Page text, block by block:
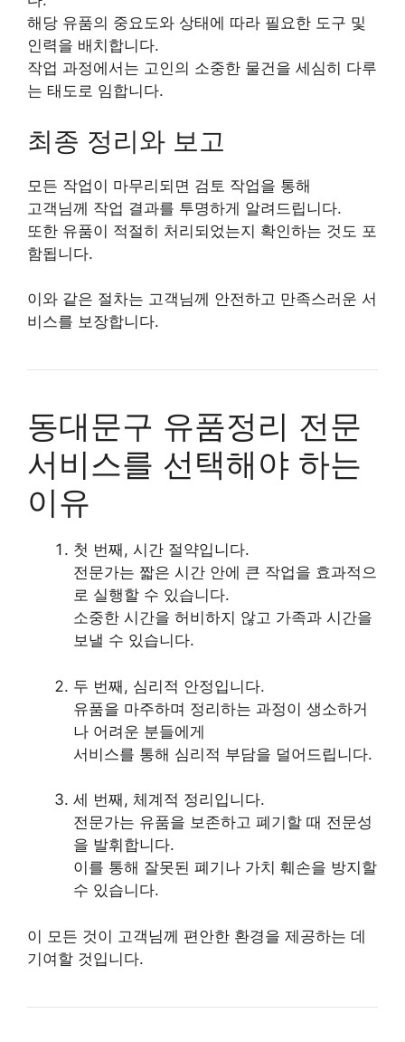
해당 유품의 중요도와 상태에 따라 필요한 도구 및
인력을 배치합니다.
작업 과정에서는 고인의 소중한 물건을 세심히 다루
는 태도로 임합니다.
최종 정리와 보고
모든 작업이 마무리되면 검토 작업을 통해
고객님께 작업 결과를 투명하게 알려드립니다.
또한 유품이 적절히 처리되었는지 확인하는 것도 포
함됩니다.
이와 같은 절차는 고객님께 안전하고 만족스러운 서
비스를 보장합니다.
동대문구 유품정리 전문
서비스를 선택해야 하는
이유
첫 번째, 시간 절약입니다.
전문가는 짧은 시간 안에 큰 작업을 효과적으
로 실행할 수 있습니다.
소중한 시간을 허비하지 않고 가족과 시간을
보낼 수 있습니다.
두 번째, 심리적 안정입니다.
유품을 마주하며 정리하는 과정이 생소하거
나 어려운 분들에게
서비스를 통해 심리적 부담을 덜어드립니다.
세 번째, 체계적 정리입니다.
전문가는 유품을 보존하고 폐기할 때 전문성
을 발휘합니다.
이를 통해 잘못된 폐기나 가치 훼손을 방지할
수 있습니다.
이 모든 것이 고객님께 편안한 환경을 제공하는 데
기여할 것입니다.